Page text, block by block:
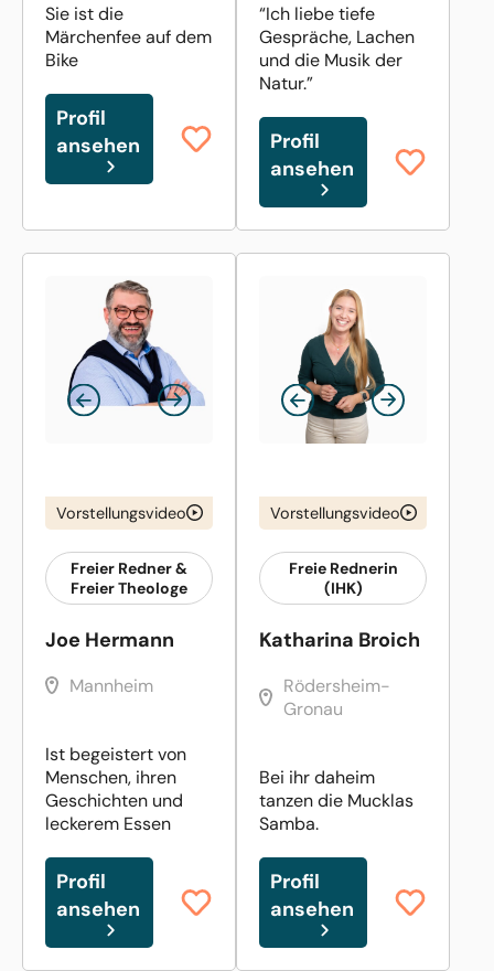
Sie ist die
Märchenfee auf dem
Bike
Profil
ansehen
“Ich liebe tiefe
Gespräche, Lachen
und die Musik der
Natur.”
Profil
ansehen
Vorstellungsvideo
Freier Redner &
Freier Theologe
Joe Hermann
Mannheim
Ist begeistert von
Menschen, ihren
Geschichten und
leckerem Essen
Profil
ansehen
Vorstellungsvideo
Freie Rednerin
(IHK)
Katharina Broich
Rödersheim-
Gronau
Bei ihr daheim
tanzen die Mucklas
Samba.
Profil
ansehen